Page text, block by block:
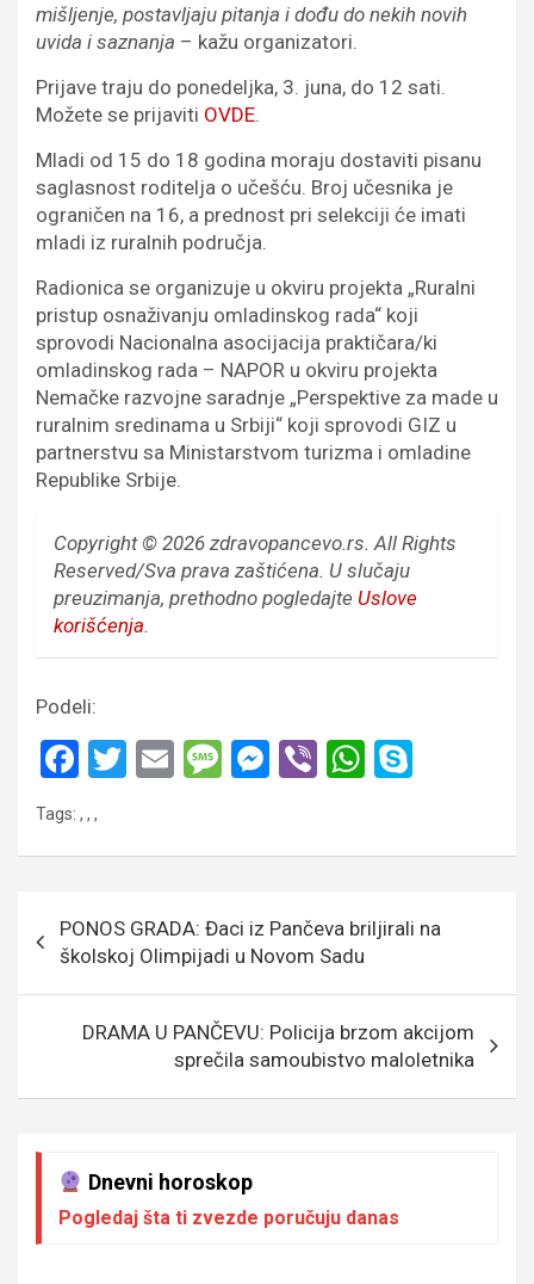
mišljenje, postavljaju pitanja i dođu do nekih novih
uvida i saznanja – kažu organizatori.
Prijave traju do ponedeljka, 3. juna, do 12 sati.
Možete se prijaviti OVDE.
Mladi od 15 do 18 godina moraju dostaviti pisanu
saglasnost roditelja o učešću. Broj učesnika je
ograničen na 16, a prednost pri selekciji će imati
mladi iz ruralnih područja.
Radionica se organizuje u okviru projekta „Ruralni
pristup osnaživanju omladinskog rada“ koji
sprovodi Nacionalna asocijacija praktičara/ki
omladinskog rada – NAPOR u okviru projekta
Nemačke razvojne saradnje „Perspektive za made u
ruralnim sredinama u Srbiji“ koji sprovodi GIZ u
partnerstvu sa Ministarstvom turizma i omladine
Republike Srbije.
Copyright © 2026 zdravopancevo.rs. All Rights
Reserved/Sva prava zaštićena. U slučaju
preuzimanja, prethodno pogledajte Uslove
korišćenja.
Podeli:
F
ce
o
o
k
T
E
M
g
e
M
g
er
Vi W
A
p
p
Tags: , , ,
чланка
PONOS GRADA: Đaci iz Pančeva briljirali na
školskoj Olimpijadi u Novom Sadu
DRAMA U PANČEVU: Policija brzom akcijom
sprečila samoubistvo maloletnika
Dnevni horoskop
Pogledaj šta ti zvezde poručuju danas